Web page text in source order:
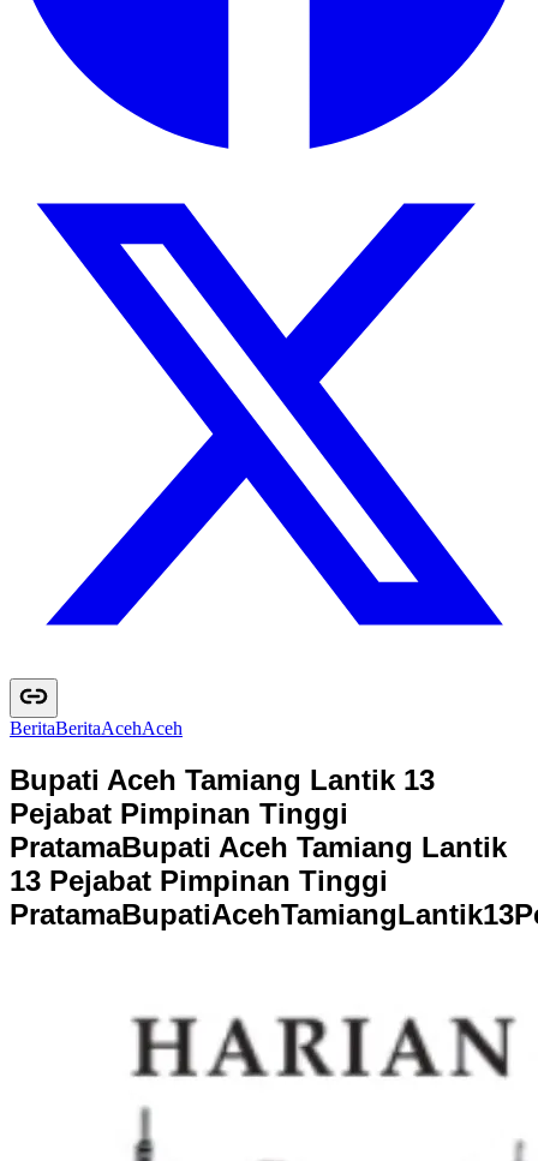
BeritaBeritaAcehAceh
Bupati Aceh Tamiang Lantik 13
Pejabat Pimpinan Tinggi
PratamaBupati Aceh Tamiang Lantik
13 Pejabat Pimpinan Tinggi
PratamaBupatiAcehTamiangLantik13P